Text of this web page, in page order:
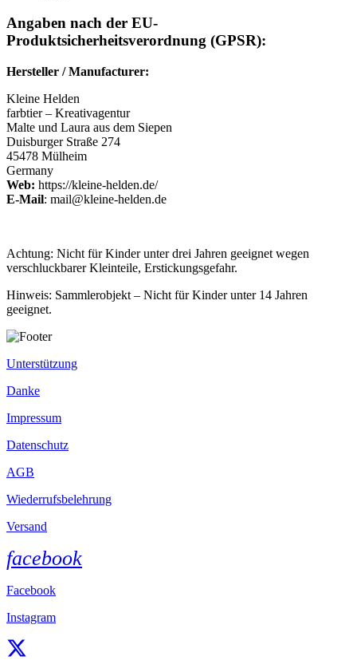
Angaben nach der EU-
Produktsicherheitsverordnung (GPSR):
Hersteller / Manufacturer:
Kleine Helden
farbtier – Kreativagentur
Malte und Laura aus dem Siepen
Duisburger Straße 274
45478 Mülheim
Germany
Web: https://kleine-helden.de/
E-Mail: mail@kleine-helden.de
Achtung: Nicht für Kinder unter drei Jahren geeignet wegen
verschluckbarer Kleinteile, Erstickungsgefahr.
Hinweis: Sammlerobjekt – Nicht für Kinder unter 14 Jahren
geeignet.
Unterstützung
Danke
Impressum
Datenschutz
AGB
Wiederrufsbelehrung
Versand
facebook
Facebook
Instagram